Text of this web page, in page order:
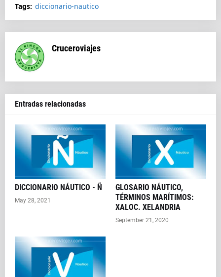
Tags: diccionario-nautico
Cruceroviajes
Entradas relacionadas
DICCIONARIO NÁUTICO - Ñ
May 28, 2021
GLOSARIO NÁUTICO,
TÉRMINOS MARÍTIMOS:
XALOC. XELANDRIA
September 21, 2020